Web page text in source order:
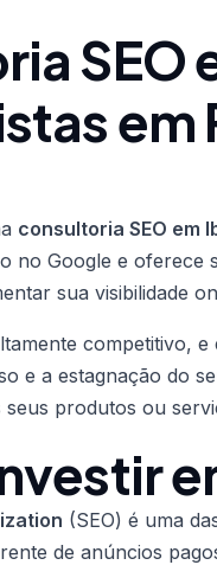
SEO
consultoria SEO em
no Google e oferece
sua visibilidade
competitivo,
e a estagnação do
produtos ou
(SEO) é uma
de anúncios